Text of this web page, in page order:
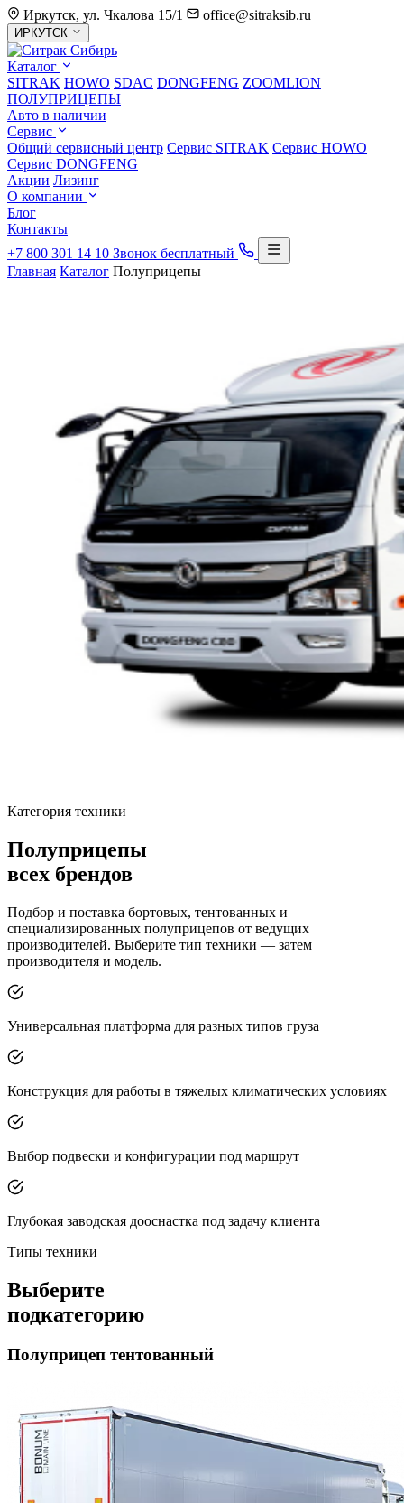
Иркутск, ул. Чкалова 15/1
office@sitraksib.ru
Выбор
города
ИРКУТСК
Каталог
SITRAK HOWO SDAC DONGFENG ZOOMLION
ПОЛУПРИЦЕПЫ
Авто в наличии
Сервис
Общий сервисный центр Сервис SITRAK Сервис HOWO
Сервис DONGFENG
Акции Лизинг
О компании
Блог
Контакты
+7 800 301 14 10 Звонок бесплатный
Главная Каталог Полуприцепы
Категория техники
Полуприцепы
всех брендов
Подбор и поставка бортовых, тентованных и
специализированных полуприцепов от ведущих
производителей. Выберите тип техники — затем
производителя и модель.
Универсальная платформа для разных типов груза
Конструкция для работы в тяжелых климатических условиях
Выбор подвески и конфигурации под маршрут
Глубокая заводская дооснастка под задачу клиента
Типы техники
Выберите
подкатегорию
Полуприцеп тентованный